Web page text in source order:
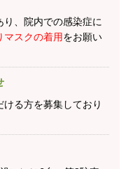
り、院内での感染症に
マスクの着用をお願い
る方を募集しており